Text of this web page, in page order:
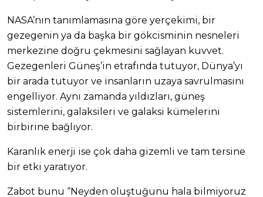
NASA’nın tanımlamasına göre yerçekimi, bir
gezegenin ya da başka bir gökcisminin nesneleri
merkezine doğru çekmesini sağlayan kuvvet.
Gezegenleri Güneş’in etrafında tutuyor, Dünya’yı
bir arada tutuyor ve insanların uzaya savrulmasını
engelliyor. Aynı zamanda yıldızları, güneş
sistemlerini, galaksileri ve galaksi kümelerini
birbirine bağlıyor.
Karanlık enerji ise çok daha gizemli ve tam tersine
bir etki yaratıyor.
Zabot bunu “Neyden oluştuğunu hala bilmiyoruz